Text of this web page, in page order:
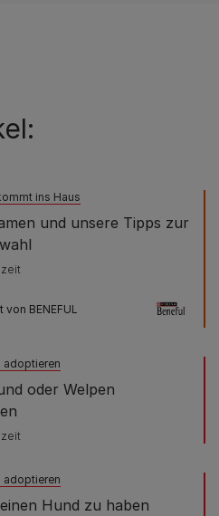
ins Haus
und unsere Tipps zur
von BENEFUL
adoptieren
oder Welpen
adoptieren
Hund zu haben